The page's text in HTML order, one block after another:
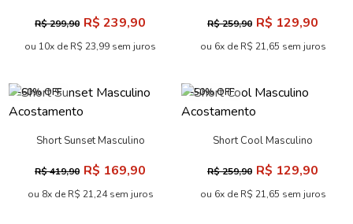
Short Copa Casual Masculino
Acostamento
Short Básico Elastano
Oversize Masculina